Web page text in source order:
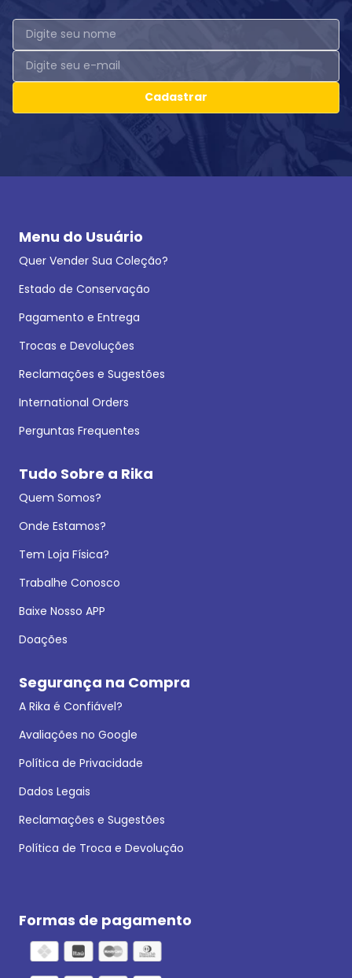
Cadastrar
Menu do Usuário
Quer Vender Sua Coleção?
Estado de Conservação
Pagamento e Entrega
Trocas e Devoluções
Reclamações e Sugestões
International Orders
Perguntas Frequentes
Tudo Sobre a Rika
Quem Somos?
Onde Estamos?
Tem Loja Física?
Trabalhe Conosco
Baixe Nosso APP
Doações
Segurança na Compra
A Rika é Confiável?
Avaliações no Google
Política de Privacidade
Dados Legais
Reclamações e Sugestões
Política de Troca e Devolução
Formas de pagamento